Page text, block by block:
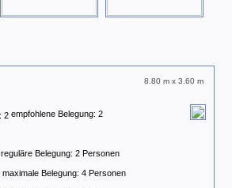
8.80 m x 3.60 m
empfohlene Belegung: 2
reguläre Belegung: 2 Personen
maximale Belegung: 4 Personen